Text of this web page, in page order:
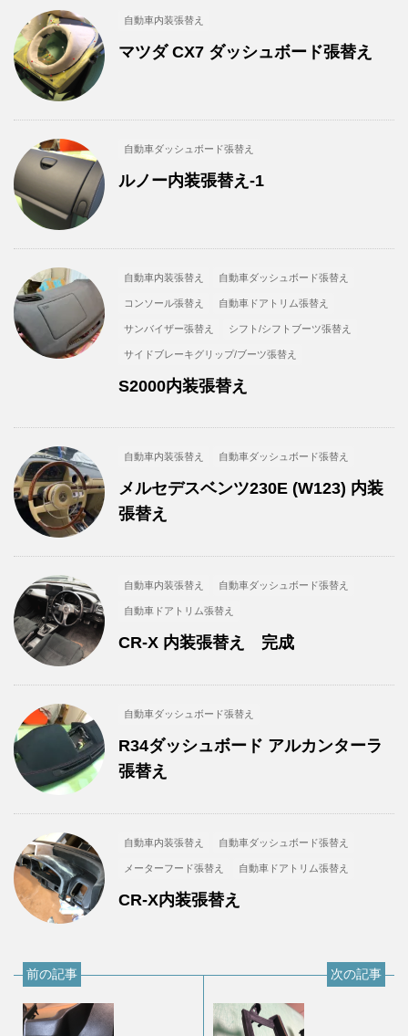
自動車内装張替え
マツダ CX7 ダッシュボード張替え
自動車ダッシュボード張替え
ルノー内装張替え-1
自動車内装張替え 自動車ダッシュボード張替え
コンソール張替え 自動車ドアトリム張替え
サンバイザー張替え シフト/シフトブーツ張替え
サイドブレーキグリップ/ブーツ張替え
S2000内装張替え
自動車内装張替え 自動車ダッシュボード張替え
メルセデスベンツ230E (W123) 内装
張替え
自動車内装張替え 自動車ダッシュボード張替え
自動車ドアトリム張替え
CR-X 内装張替え 完成
自動車ダッシュボード張替え
R34ダッシュボード アルカンターラ
張替え
自動車内装張替え 自動車ダッシュボード張替え
メーターフード張替え 自動車ドアトリム張替え
CR-X内装張替え
前の記事 次の記事